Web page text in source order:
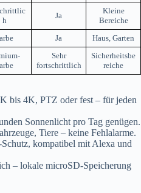
h
Ja
Kleine
Bereiche
Ja Haus, Garten
Sehr
fortschrittlich
Sicherheitsbe
reiche
bis 4K, PTZ oder fest – für jeden
Sonnenlicht pro Tag genügen.
Tiere – keine Fehlalarme.
kompatibel mit Alexa und
– lokale microSD-Speicherung